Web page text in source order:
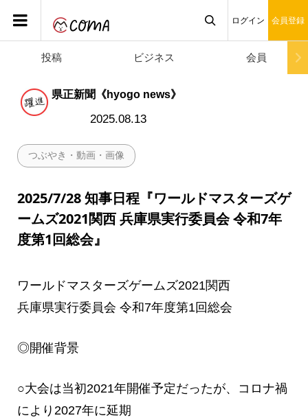
ログイン 会員登録
投稿 ビジネス 会員
県正新聞《hyogo news》
2025.08.13
つぶやき・動画・画像
2025/7/28 知事日程『ワールドマスターズゲ
ームズ2021関西 兵庫県実行委員会 令和7年
度第1回総会』
ワールドマスターズゲームズ2021関西
兵庫県実行委員会 令和7年度第1回総会
◎開催背景
○大会は当初2021年開催予定だったが、コロナ禍
により2027年に延期